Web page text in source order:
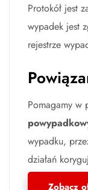
Protokół jest
wypadek jest
rejestrze
Pomagamy w
wypadku,
działań
Zobacz